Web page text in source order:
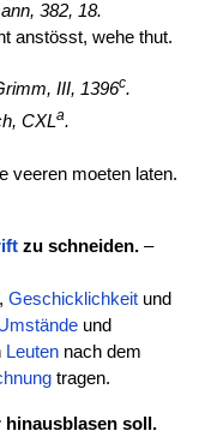
382, 18.
anstösst, wehe thut.
III, 1396c.
CXLa.
veeren moeten laten.
zu schneiden.–
Geschicklichkeitund
und
Leutennach dem
tragen.
hinausblasen soll.